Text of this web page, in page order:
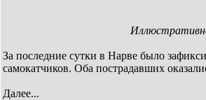
За последние сутки в Нарве было
самокатчиков. Оба пострадавших
Далее...